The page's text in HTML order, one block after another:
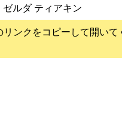
ルダ ティアキン
ンクをコピーして開いて